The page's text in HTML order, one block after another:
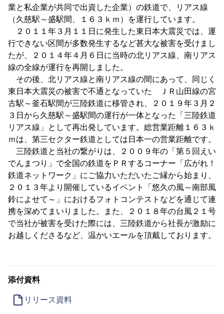
業と私企業が共同で出資した企業）の鉄道で、リアス線
（久慈駅～盛駅間、１６３ｋｍ）を運行しています。
２０１１年３月１１日に発生した東日本大震災では、運
行できない区間が多数発生するなど甚大な被害を受けまし
たが、２０１４年４月６日に当時の北リアス線、南リアス
線の全線が運行を再開しました。
その後、北リアス線と南リアス線の間にあって、同じく
東日本大震災の被害で不通となっていた ＪＲ山田線の宮
古駅～釜石駅間が三陸鉄道に移管され、２０１９年３月２
３日から久慈駅～盛駅間の運行が一体となった「三陸鉄道
リアス線」として再出発しています。総営業距離１６３ｋ
ｍは、第三セクター鉄道としては日本一の営業距離です。
三陸鉄道と当社の繋がりは、２００９年の「第５回えい
でんまつり」で全国の鉄道をＰＲするコーナー「広がれ！
鉄道ネットワーク」にご協力いただいたご縁から始まり、
２０１３年より開催しているイベント「悠久の風～南部風
鈴によせて～」におけるフォトコンテストなどを通じて連
携を深めてまいりました。また、２０１８年の台風２１号
で当社が被害を受けた際には、三陸鉄道から社長が激励に
お越しくださるなど、温かいエールを頂戴しております。
添付資料
リリース資料